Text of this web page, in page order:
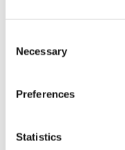
Selection
Necessary
Preferences
Statistics